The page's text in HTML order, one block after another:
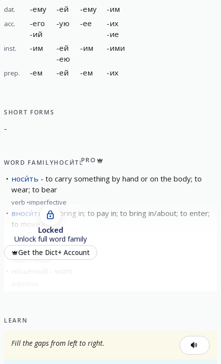
dat. -ему -ей -ему -им
acc. -его
-ий
-ую -ее -их
-ие
inst. -им -ей
-ею
-им -ими
prep. -ем -ей -ем -их
SHORT FORMS
-
WORD FAMILYНОСИ́ТЬPRO
носи́ть
to carry something by hand or on the body; to
wear; to bear
verb imperfective
вноси́ть
to bring in; to pay in; to bring in/about; to enter;
to move in
verb imperfective
ноше́ние carrying
noun neuter
но́шеный
Locked
Unlock full word family
Get the Dict+ Account
LEARN
Fill the gaps from left to right.